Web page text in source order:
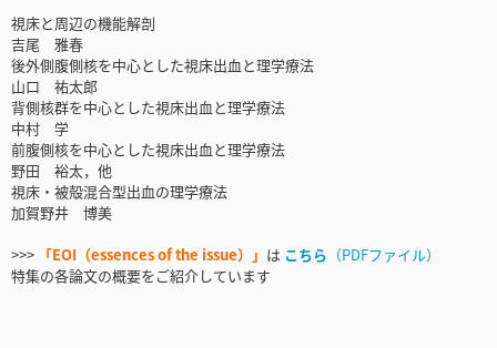
視床と周辺の機能解剖
吉尾 雅春
後外側腹側核を中心とした視床出血と理学療法
山口 祐太郎
背側核群を中心とした視床出血と理学療法
中村 学
前腹側核を中心とした視床出血と理学療法
野田 裕太，他
視床・被殻混合型出血の理学療法
加賀野井 博美
>>> 「EOI（essences of the issue）」 は こちら （PDFファイル）
特集の各論文の概要をご紹介しています